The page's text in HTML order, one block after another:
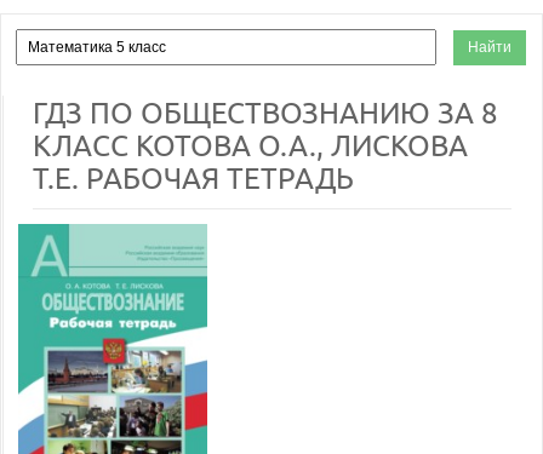
ГДЗ ПО ОБЩЕСТВОЗНАНИЮ ЗА 8
КЛАСС КОТОВА О.А., ЛИСКОВА
Т.Е. РАБОЧАЯ ТЕТРАДЬ